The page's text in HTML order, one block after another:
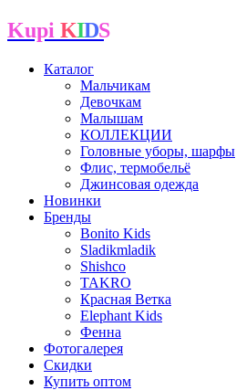
Kupi K I D S
Каталог
Мальчикам
Девочкам
Малышам
КОЛЛЕКЦИИ
Головные уборы, шарфы
Флис, термобельё
Джинсовая одежда
Новинки
Бренды
Bonito Kids
Sladikmladik
Shishco
TAKRO
Красная Ветка
Elephant Kids
Фенна
Фотогалерея
Скидки
Купить оптом